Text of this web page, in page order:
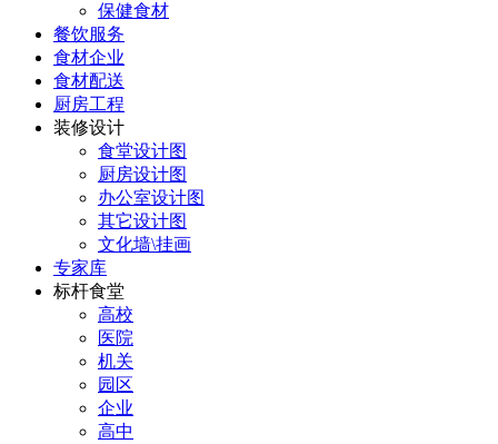
保健食材
餐饮服务
食材企业
食材配送
厨房工程
装修设计
食堂设计图
厨房设计图
办公室设计图
其它设计图
文化墙\挂画
专家库
标杆食堂
高校
医院
机关
园区
企业
高中